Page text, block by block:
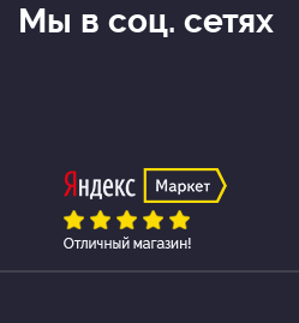
Мы в соц. сетях